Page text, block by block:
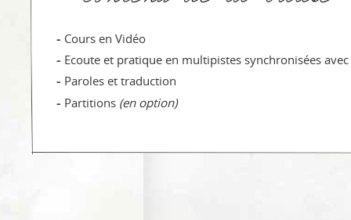
Cours en Vidéo
Ecoute et pratique en multipistes synchronisées
Paroles et traduction
Partitions (en option)